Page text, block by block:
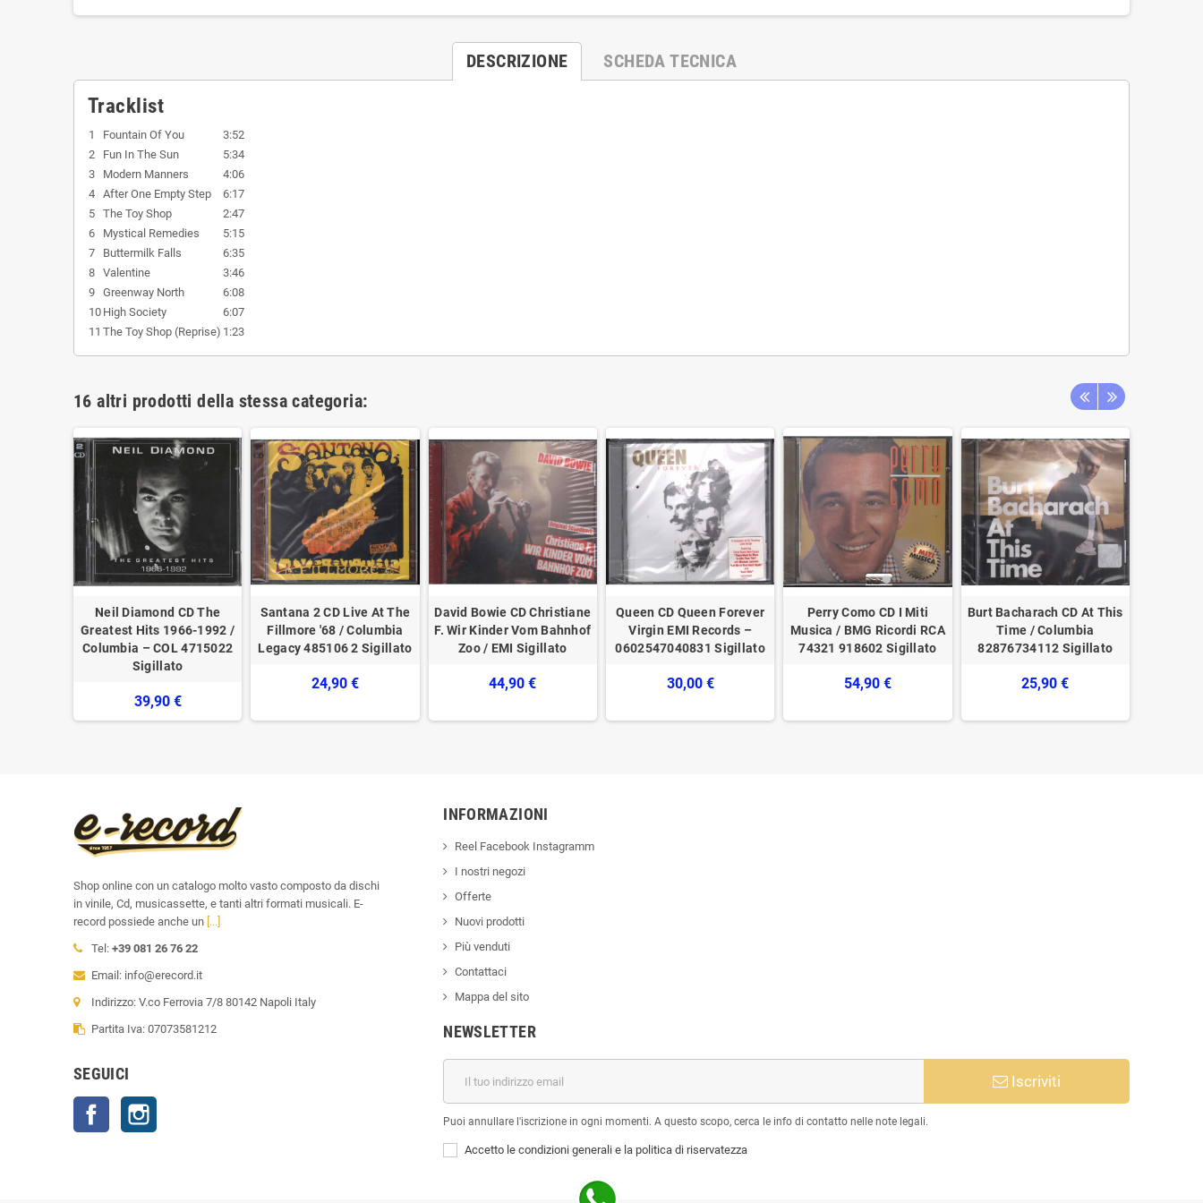
DESCRIZIONE SCHEDA TECNICA
Tracklist
1 Fountain Of You
3:52
2
Fun In The Sun
5:34
3
Modern Manners
4:06
4 After One Empty Step
6:17
5 The Toy Shop
2:47
6
Mystical Remedies
5:15
7
Buttermilk Falls
6:35
8 Valentine
3:46
9 Greenway North
6:08
10 High Society
6:07
11 The Toy Shop (Reprise) 1:23
16 altri prodotti della stessa categoria:
Neil Diamond CD The
Greatest Hits 1966-1992 /
Columbia – COL 4715022
Sigillato
39,90 €
Santana 2 CD Live At The
Fillmore '68 / Columbia
Legacy ‎485106 2 Sigillato
24,90 €
David Bowie CD Christiane
F. Wir Kinder Vom Bahnhof
Zoo / EMI Sigillato
44,90 €
Queen CD Queen Forever
Virgin EMI Records –
0602547040831 Sigillato
30,00 €
Perry Como CD I Miti
Musica / BMG Ricordi RCA
74321 918602 Sigillato
54,90 €
Burt Bacharach CD At This
Time / Columbia
‎82876734112 Sigillato
25,90 €
Shop online con un catalogo molto vasto composto da dischi
in vinile, Cd, musicassette, e tanti altri formati musicali. E-
record possiede anche un [...]
Tel: +39 081 26 76 22
Email: info@erecord.it
Indirizzo: V.co Ferrovia 7/8 80142 Napoli Italy
Partita Iva: 07073581212
SEGUICI
Facebook
INFORMAZIONI
Reel Facebook Instagramm
I nostri negozi
Offerte
Nuovi prodotti
Più venduti
Contattaci
Mappa del sito
NEWSLETTER
Iscriviti
Puoi annullare l'iscrizione in ogni momenti. A questo scopo, cerca le info di contatto nelle note legali.
Accetto le condizioni generali e la politica di riservatezza